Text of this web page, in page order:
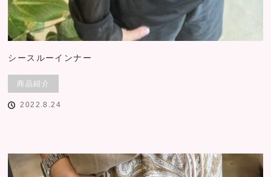
シースルーインナー
商品紹介
2022.8.24